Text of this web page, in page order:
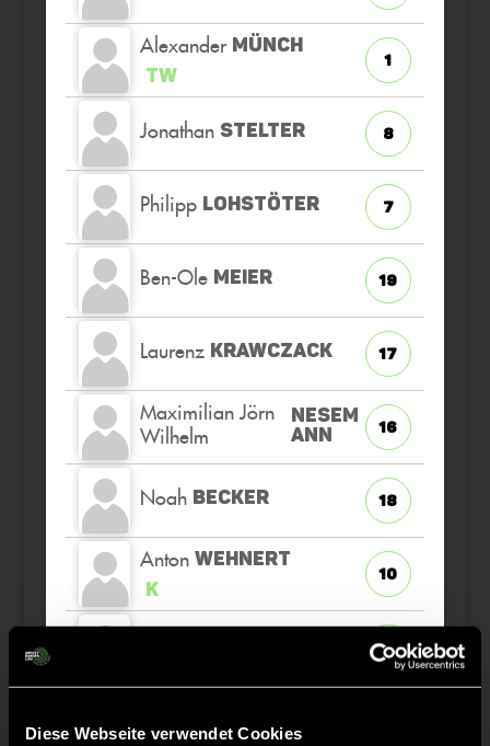
Diese Webseite verwendet Cookies
Alexander MÜNCH
TW
1
Jonathan STELTER 8
Philipp LOHSTÖTER 7
Ben-Ole MEIER 19
Laurenz KRAWCZACK 17
Maximilian Jörn
Wilhelm
NESEM
ANN
16
Noah BECKER 18
Anton WEHNERT
K
10
4